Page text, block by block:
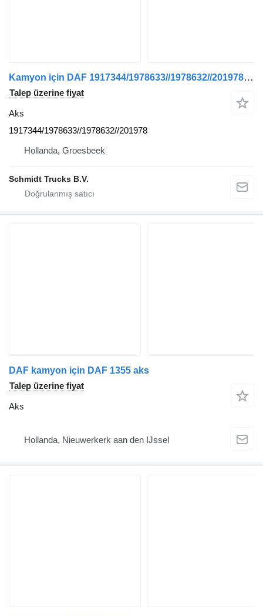
Kamyon için DAF 1917344/1978633//1978632//2019789 N163 MODEL 2021 aks
Talep üzerine fiyat
Aks
1917344/1978633//1978632//201978
Hollanda, Groesbeek
Schmidt Trucks B.V.
DAF kamyon için DAF 1355 aks
Talep üzerine fiyat
Aks
Hollanda, Nieuwerkerk aan den IJssel